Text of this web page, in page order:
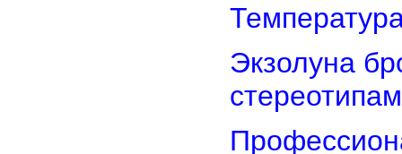
Экзолуна
стереотипам